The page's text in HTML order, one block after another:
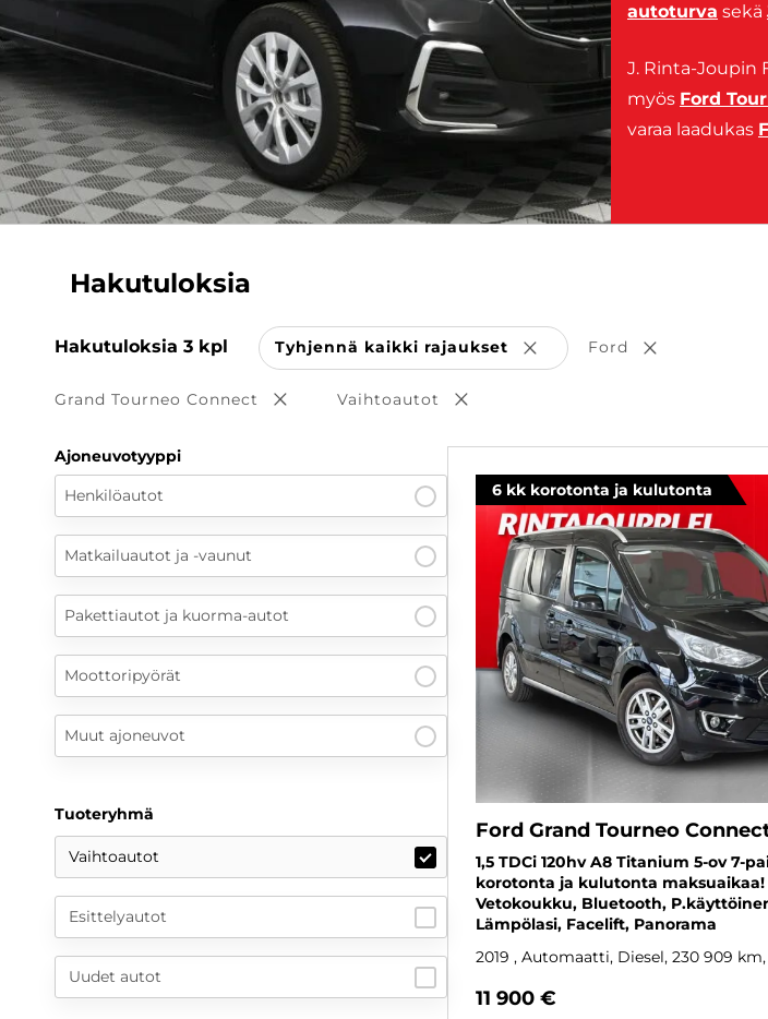
autoturva sekä
J. Rinta-Joupin
myös Ford
varaa laadukas
Hakutuloksia
Hakutuloksia 3 kpl Tyhjennä kaikki rajaukset Poista valinta
Ford Poista valinta
Grand Tourneo Connect Poista valinta
Vaihtoautot Poista valinta
Ajoneuvotyyppi
Henkilöautot
Matkailuautot ja -vaunut
Pakettiautot ja kuorma-autot
Moottoripyörät
Muut ajoneuvot
Tuoteryhmä
Vaihtoautot
Esittelyautot
Uudet autot
6 kk korotonta ja kulutonta
Ford Grand Tourneo
1,5 TDCi 120hv A8 Titanium 5-ov 7-
korotonta ja kulutonta maksuaikaa!
Vetokoukku, Bluetooth,
Lämpölasi, Facelift, Panorama
2019 , Automaatti, Diesel, 230 909 km
11 900 €